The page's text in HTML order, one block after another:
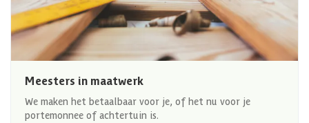
Meesters in maatwerk
We maken het betaalbaar voor je, of het nu voor je
portemonnee of achtertuin is.